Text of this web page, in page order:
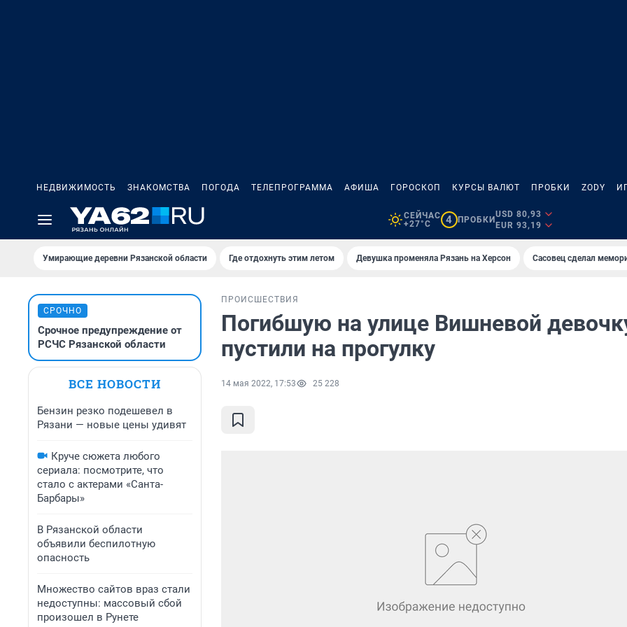
НЕДВИЖИМОСТЬ ЗНАКОМСТВА ПОГОДА ТЕЛЕПРОГРАММА АФИША ГОРОСКОП КУРСЫ ВАЛЮТ ПРОБКИ ZODY
СЕЙЧАС
+27°C
4 ПРОБКИ
USD 80,93
EUR 93,19
Умирающие деревни Рязанской области Где отдохнуть этим летом Девушка променяла Рязань на Херсон Сасовец сделал
СРОЧНО
Срочное предупреждение от
РСЧС Рязанской области
ВСЕ НОВОСТИ
Бензин резко подешевел в
Рязани — новые цены удивят
Круче сюжета любого
сериала: посмотрите, что
стало с актерами «Санта-
Барбары»
В Рязанской области
объявили беспилотную
опасность
Множество сайтов враз стали
недоступны: массовый сбой
произошел в Рунете
ПРОИСШЕСТВИЯ
Погибшую на улице Вишневой
пустили на прогулку
14 мая 2022, 17:53 25 228